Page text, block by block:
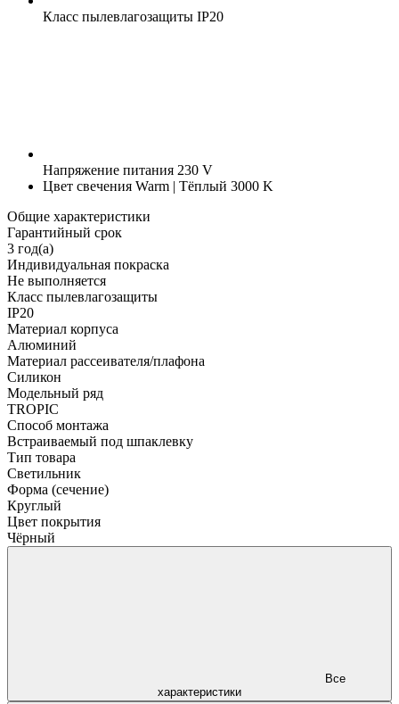
Класс пылевлагозащиты IP20
Напряжение питания 230 V
Цвет свечения Warm | Тёплый 3000 K
Общие характеристики
Гарантийный срок
3 год(а)
Индивидуальная покраска
Не выполняется
Класс пылевлагозащиты
IP20
Материал корпуса
Алюминий
Материал рассеивателя/плафона
Силикон
Модельный ряд
TROPIC
Способ монтажа
Встраиваемый под шпаклевку
Тип товара
Светильник
Форма (сечение)
Круглый
Цвет покрытия
Чёрный
характеристики